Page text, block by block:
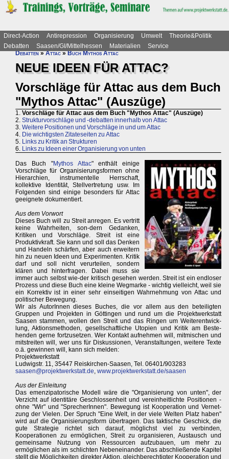
Direct-Action Antirepression Organisierung Umwelt
Theorie&Politik
Debatten
Saasen/GI/Mittelhessen Materialien
Service
Debatten»Attac»Buch Mythos Attac
NEUE IDEEN FÜR ATTAC?
Vorschläge für Attac aus dem Buch
"Mythos Attac" (Auszüge)
1. Vorschläge für Attac aus dem Buch "Mythos Attac" (Auszüge)
2. Strukturvorschläge und -debatten innerhalb von Attac
3. Weitere Positionen und Vorschläge in und um Attac
4. Die wichtigsten Zitateseiten zu Attac
5. Links zu Kritik an Strukturen
6. Links zu Ideen einer Organisierung von unten
Das Buch "Mythos Attac" enthält einige
Vorschläge für Organisierungsformen ohne
Hierarchien, instrumentelle Herrschaft,
kollektive Identität, Stellvertretung usw. Im
Folgenden sind einige besonders für Attac
geeignete dokumentiert.
Aus dem Vorwort
Dieses Buch will zu Streit anregen. Es vertritt
keine Wahrheiten, son-dern Gedanken,
Kritiken und Vorschläge. Streit ist eine
Produktivkraft. Sie kann und soll das Denken
und Handeln schärfen, aber auch erweitern
hin zu neuen Ideen und Experimenten. Kritik
darf und soll nicht verurteilen, sondern
klären und hinterfragen. Dabei muss sie
immer auch selbst wie-der kritisch gesehen werden. Streit ist ein endloser
Prozess und diese Buch eine kleine Wegmarke - wichtig vielleicht, weil sie
ein Korrektiv ist in einer sehr einseitigen Wahrnehmung von Attac und
politischer Bewegung.
Wir als AutorInnen dieses Buches, die vor allem aus den beteiligten
Gruppen und Projekten in Göttingen und rund um die Projektwerkstatt
Saasen stammen, wollen den Streit und das Ringen um Weiterentwick-
lung, Aktionsmethoden, gesellschaftliche Utopien und Kritik am Beste-
henden gerne fortzusetzen. Wer Kontakt aufnehmen will, mitmischen und
mitstreiten will, wer uns für Diskussionen, Veranstaltungen, weitere Texte
o.ä. gewinnen will, kann sich melden:
Projektwerkstatt
Ludwigstr. 11, 35447 Reiskirchen-Saasen, Tel. 06401/903283
saasen@projektwerkstatt.de, www.projektwerkstatt.de/saasen
Aus der Einleitung
Das emenzipatorische Modell wäre die "Organisierung von unten", der
Verzicht auf identitäre Geschlossenheit und vereinheitlichte Positionen -
ohne "Wir" und "SprecherInnen". Bewegung ist Kooperation und Vernet-
zung der Vielen. Der Spruch "Eine Welt, in der viele Welten Platz haben"
wird auf die Organisierungsform übertragen. Das taktische Geschick, die
gute Strategie richtet sich darauf, möglichst viel zu verbinden,
Kooperationen zu ermöglichen, Streit zu organisieren, Austausch und
gemeinsame Nutzung von Ressourcen aufzubauen, um mehr zu
ermöglichen als im schlichten Nebeneinander. Das abschließende Kapitel
stellt die Möglichkeiten direkter Aktion, gleichberechtigter Kooperation und